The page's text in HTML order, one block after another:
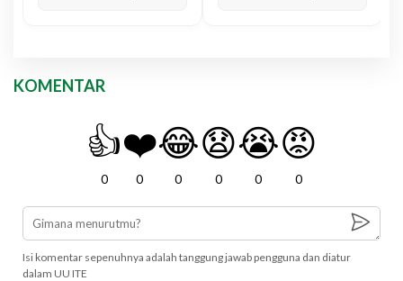
KOMENTAR
👍
0
❤️
0
😂
0
😧
0
😭
0
😡
0
Isi komentar sepenuhnya adalah tanggung jawab pengguna dan diatur
dalam UU ITE